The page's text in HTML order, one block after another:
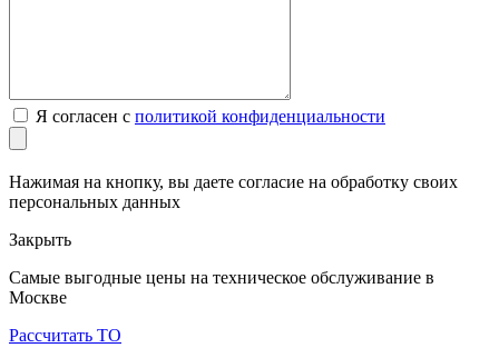
Я согласен с политикой конфиденциальности
Нажимая на кнопку, вы даете согласие на обработку своих
персональных данных
Закрыть
Самые выгодные цены на техническое обслуживание в
Москве
Рассчитать ТО